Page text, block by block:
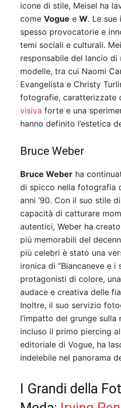
icone di stile, Meisel ha
come Vogue e W. Le sue
spesso provocatorie e
temi sociali e culturali.
responsabile del lancio
modelle, tra cui Naomi
Evangelista e Christy
fotografie, caratterizzate
visiva forte e una
hanno definito l’estetica
Bruce Weber
Bruce Weber ha
di spicco nella fotografia
anni ’90. Con il suo stile
capacità di catturare
autentici, Weber ha
più memorabili del
più celebri è stato una
ironica di “Biancaneve e i
protagonisti di colore,
audace e creativa delle
Inoltre, il suo servizio
l’impatto del grunge sulla
incluso il primo piercing
editoriale di Vogue, ha
indelebile nel panorama
I Grandi della